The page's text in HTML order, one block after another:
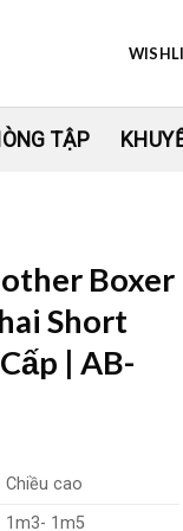
TẬP
Boxer
Short
| AB-
Chiều cao
1m3- 1m5